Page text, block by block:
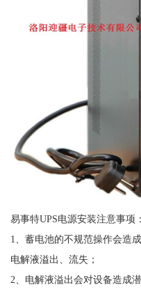
易事特UPS电源安装注意事项：
1、蓄电池的不规范操作会造
电解液溢出、流失；
2、电解液溢出会对设备造成